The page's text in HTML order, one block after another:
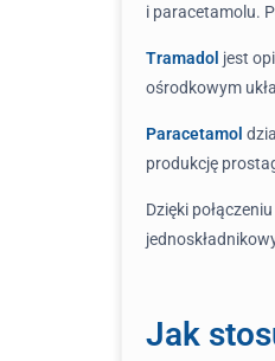
i paracetamolu.
Tramadol jest
ośrodkowym
Paracetamol
produkcję
Dzięki
Jak